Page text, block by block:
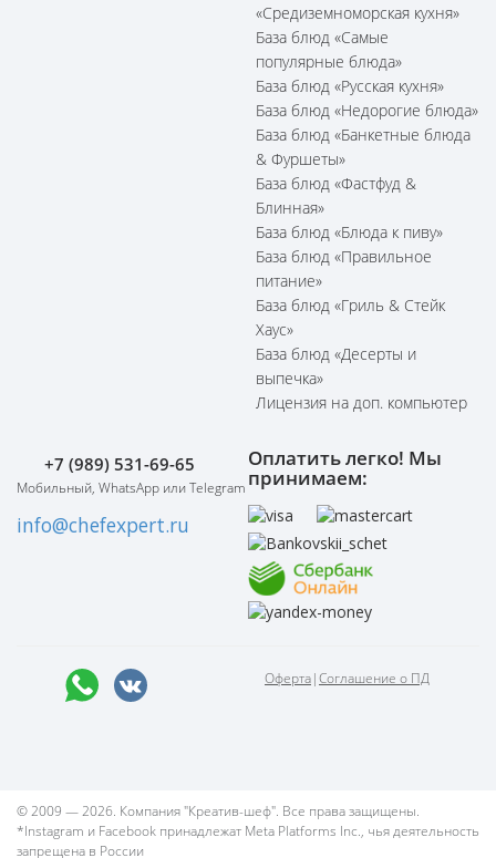
«Средиземноморская кухня»
База блюд «Самые
популярные блюда»
База блюд «Русская кухня»
База блюд «Недорогие блюда»
База блюд «Банкетные блюда
& Фуршеты»
База блюд «Фастфуд &
Блинная»
База блюд «Блюда к пиву»
База блюд «Правильное
питание»
База блюд «Гриль & Стейк
Хаус»
База блюд «Десерты и
выпечка»
Лицензия на доп. компьютер
+7 (989) 531-69-65
Мобильный, WhatsApp или Telegram
info@chefexpert.ru
Оплатить легко! Мы
принимаем:
Оферта|Соглашение о ПД
© 2009 — 2026. Компания "Креатив-шеф". Все права защищены.
*Instagram и Facebook принадлежат Meta Platforms Inc., чья деятельность
запрещена в России